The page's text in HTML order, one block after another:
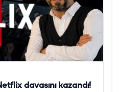
davasını kazandı!